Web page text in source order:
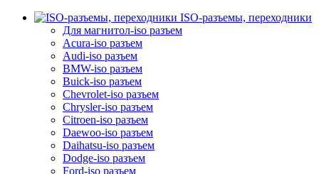
ISO-разъемы, переходники
Для магнитол-iso разъем
Acura-iso разъем
Audi-iso разъем
BMW-iso разъем
Buick-iso разъем
Chevrolet-iso разъем
Chrysler-iso разъем
Citroen-iso разъем
Daewoo-iso разъем
Daihatsu-iso разъем
Dodge-iso разъем
Ford-iso разъем